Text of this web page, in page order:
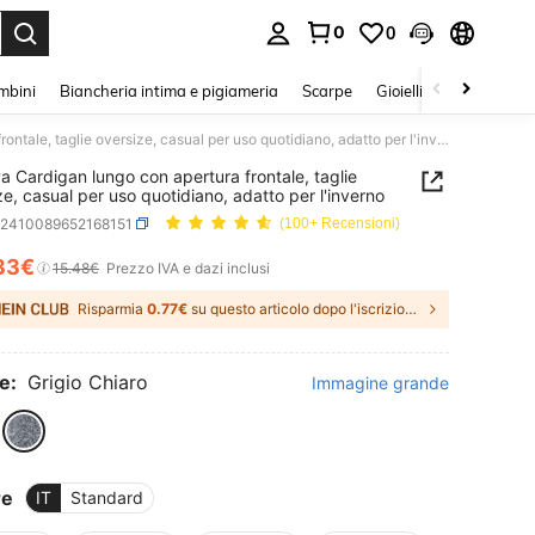
0 0
Biancheria intima e pigiameria Scarpe Gioielli E Accessori
Calvaya Cardigan lungo con apertura frontale, taglie oversize, casual per uso quotidiano, adatto per l'inverno
Cardigan lungo con apertura frontale, taglie
casual per uso quotidiano, adatto per l'inverno
(100+ Recensioni)
AND AVAILABILITY
15.48€ Prezzo IVA e dazi inclusi
Risparmia 0.77€ su questo articolo dopo l'iscrizione.
Grigio Chiaro Immagine grande
IT Standard